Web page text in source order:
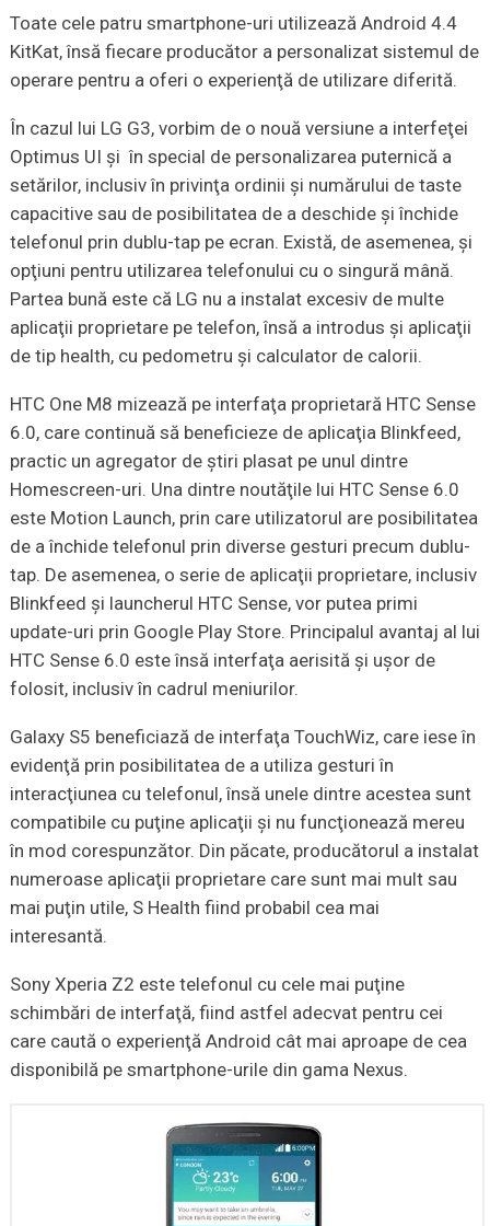
Toate cele patru smartphone-uri utilizează Android 4.4
KitKat, însă fiecare producător a personalizat sistemul de
operare pentru a oferi o experienţă de utilizare diferită.
În cazul lui LG G3, vorbim de o nouă versiune a interfeţei
Optimus UI şi în special de personalizarea puternică a
setărilor, inclusiv în privinţa ordinii şi numărului de taste
capacitive sau de posibilitatea de a deschide şi închide
telefonul prin dublu-tap pe ecran. Există, de asemenea, şi
opţiuni pentru utilizarea telefonului cu o singură mână.
Partea bună este că LG nu a instalat excesiv de multe
aplicaţii proprietare pe telefon, însă a introdus şi aplicaţii
de tip health, cu pedometru şi calculator de calorii.
HTC One M8 mizează pe interfaţa proprietară HTC Sense
6.0, care continuă să beneficieze de aplicaţia Blinkfeed,
practic un agregator de ştiri plasat pe unul dintre
Homescreen-uri. Una dintre noutăţile lui HTC Sense 6.0
este Motion Launch, prin care utilizatorul are posibilitatea
de a închide telefonul prin diverse gesturi precum dublu-
tap. De asemenea, o serie de aplicaţii proprietare, inclusiv
Blinkfeed şi launcherul HTC Sense, vor putea primi
update-uri prin Google Play Store. Principalul avantaj al lui
HTC Sense 6.0 este însă interfaţa aerisită şi uşor de
folosit, inclusiv în cadrul meniurilor.
Galaxy S5 beneficiază de interfaţa TouchWiz, care iese în
evidenţă prin posibilitatea de a utiliza gesturi în
interacţiunea cu telefonul, însă unele dintre acestea sunt
compatibile cu puţine aplicaţii şi nu funcţionează mereu
în mod corespunzător. Din păcate, producătorul a instalat
numeroase aplicaţii proprietare care sunt mai mult sau
mai puţin utile, S Health fiind probabil cea mai
interesantă.
Sony Xperia Z2 este telefonul cu cele mai puţine
schimbări de interfaţă, fiind astfel adecvat pentru cei
care caută o experienţă Android cât mai aproape de cea
disponibilă pe smartphone-urile din gama Nexus.